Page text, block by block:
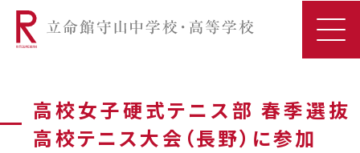
高校女子硬式テニス部 春季選抜
高校テニス大会（長野）に参加